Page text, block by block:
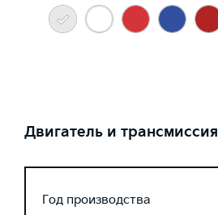
Двигатель и трансмиссия
Год производства